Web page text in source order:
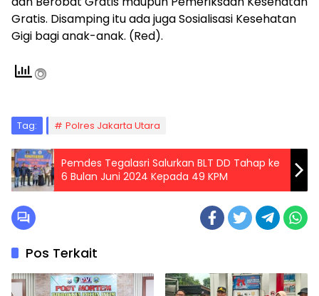
Gratis. Disamping itu ada juga Sosialisasi Kesehatan
Gigi bagi anak-anak. (Red).
Tag: Polres Jakarta Utara
Pemdes Tegalasri Salurkan BLT DD Tahap ke
6 Bulan Juni 2024 Kepada 49 KPM
Pos Terkait